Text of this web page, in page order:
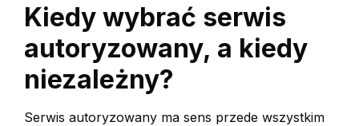
Kiedy wybrać serwis
autoryzowany, a kiedy
niezależny?
Serwis autoryzowany ma sens przede wszystkim